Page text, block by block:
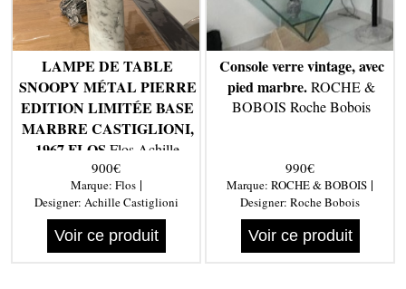
LAMPE DE TABLE
SNOOPY MÉTAL PIERRE
EDITION LIMITÉE BASE
MARBRE CASTIGLIONI,
1967 FLOS Flos Achille
Castiglioni
900€
Marque: Flos|
Designer: Achille Castiglioni
Voir ce produit
Console verre vintage, avec
pied marbre.ROCHE &
BOBOIS Roche Bobois
990€
Marque: ROCHE & BOBOIS |
Designer: Roche Bobois
Voir ce produit